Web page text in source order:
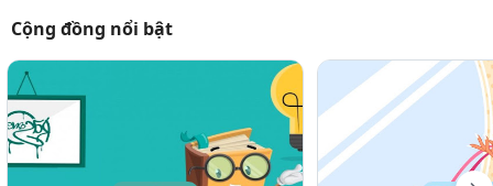
Cộng đồng nổi bật